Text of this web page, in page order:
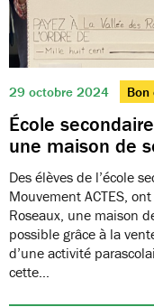
29 octobre 2024 Bon
École
une maison de
Des élèves de l’école
Mouvement ACTES,
Roseaux, une maison
possible grâce à la
d’une activité
cette…